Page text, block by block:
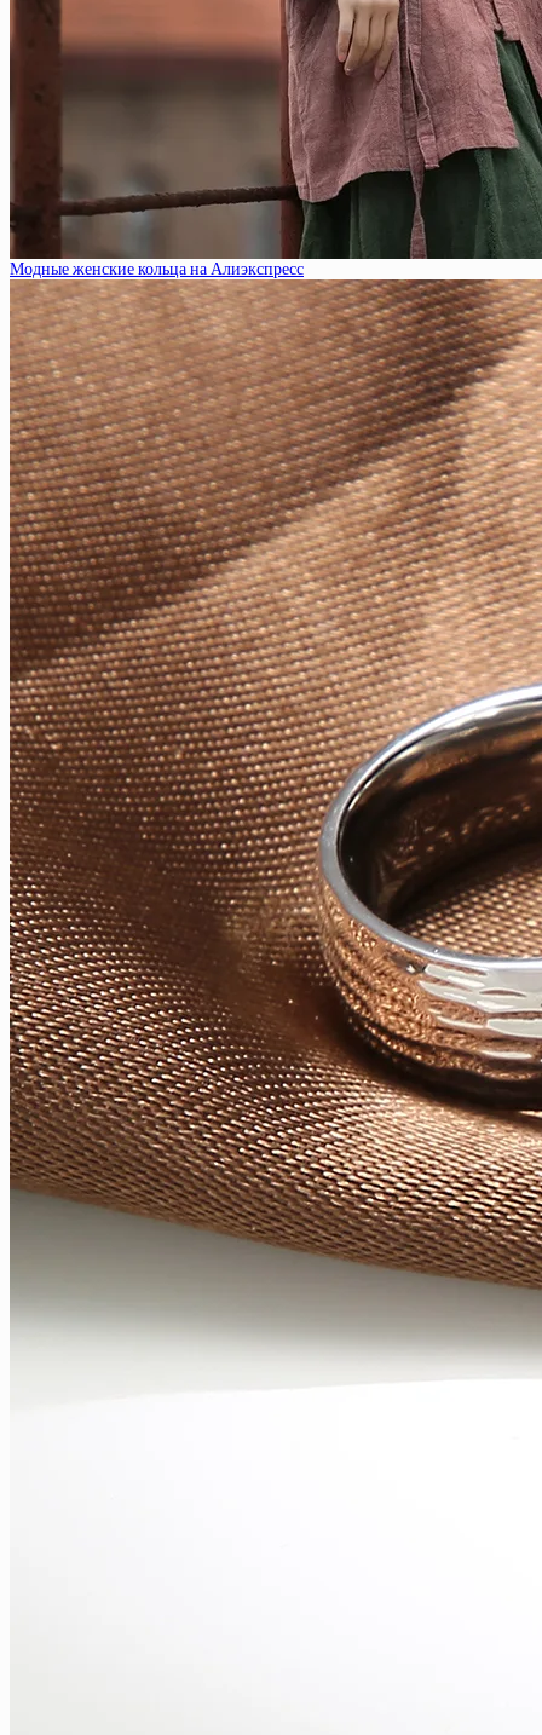
Модные женские кольца на Алиэкспресс